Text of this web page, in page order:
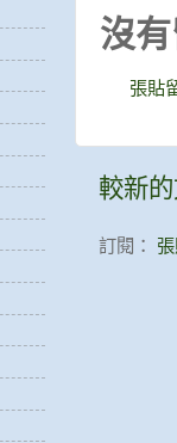
沒
張貼
較新
訂閱：